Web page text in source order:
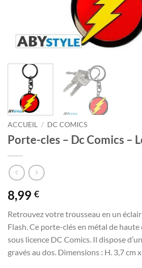
ACCUEIL / DC COMICS
Porte-cles – Dc Comics –
8,99 €
Retrouvez votre trousseau en un
Flash. Ce porte-clés en métal de
sous licence DC Comics. Il dispose
gravés au dos. Dimensions : H. 3,7 cm x